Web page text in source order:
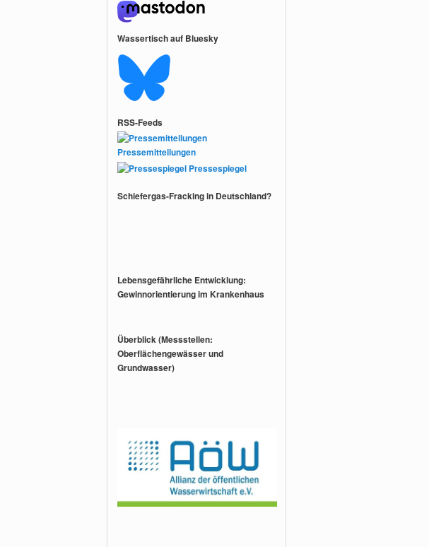
Wassertisch auf Bluesky
RSS-Feeds
Pressemitteilungen
Pressespiegel
Schiefergas-Fracking in Deutschland?
Lebensgefährliche Entwicklung:
Gewinnorientierung im Krankenhaus
Überblick (Messstellen:
Oberflächengewässer und
Grundwasser)